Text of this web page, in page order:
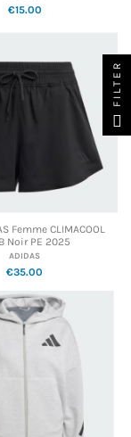
€15.00
Femme CLIMACOOL
Noir PE 2025
ADIDAS
€35.00
FILTER